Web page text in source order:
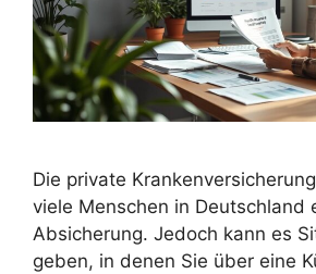
Die private
viele Menschen in Deutschland
Absicherung. Jedoch kann es
geben, in denen Sie über eine